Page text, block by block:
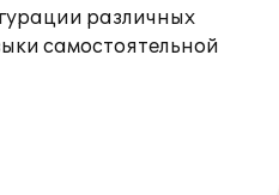
различных
самостоятельной